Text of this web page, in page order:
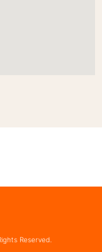
Reserved.